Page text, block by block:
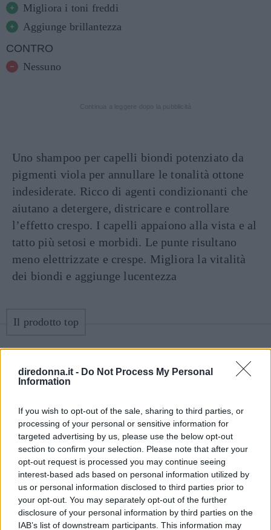
diredonna.it - Do Not Process My Personal
Information
If you wish to opt-out of the sale, sharing to third parties, or
processing of your personal or sensitive information for
targeted advertising by us, please use the below opt-out
section to confirm your selection. Please note that after your
opt-out request is processed you may continue seeing
interest-based ads based on personal information utilized by
us or personal information disclosed to third parties prior to
your opt-out. You may separately opt-out of the further
disclosure of your personal information by third parties on the
IAB’s list of downstream participants. This information may
Migliora i toni freddi
Aggiunge brillantezza
CONTRO
Nessuno
Uno shampoo per capelli biondi potenziato da
pigmenti viola per annullare le tonalità ottone
indesiderate. Ricco di agenti condizionanti che
aiutano a detergere, districare e controllare
l’effetto crespo. I capelli appaiono alla vista e al
tatto più setosi e morbidi. Le punte risultano
meno elettrizzate e crespe. Migliora la vitalità
dei biondi e aggiunge lucentezza
Il prodotto top
Kerastase Blond Absolue Bain Ultraviolet